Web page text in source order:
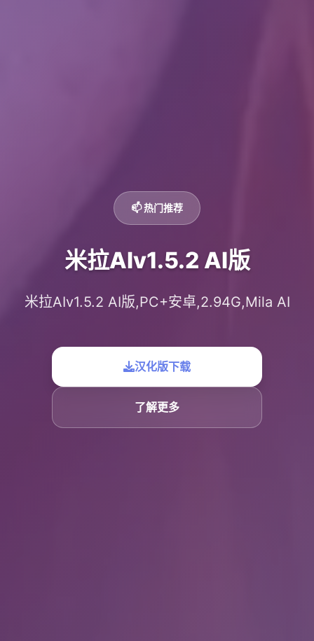
📫 热门推荐
米拉AIv1.5.2 AI版
米拉AIv1.5.2 AI版,PC+安卓,2.94G,Mila AI
汉化版下载
了解更多